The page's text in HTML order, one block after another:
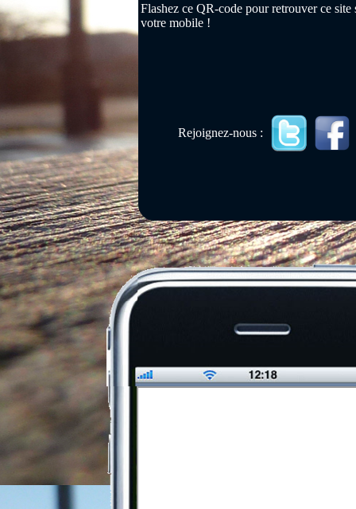
Flashez ce QR-code pour retrouver ce site
votre mobile !
Rejoignez-nous :